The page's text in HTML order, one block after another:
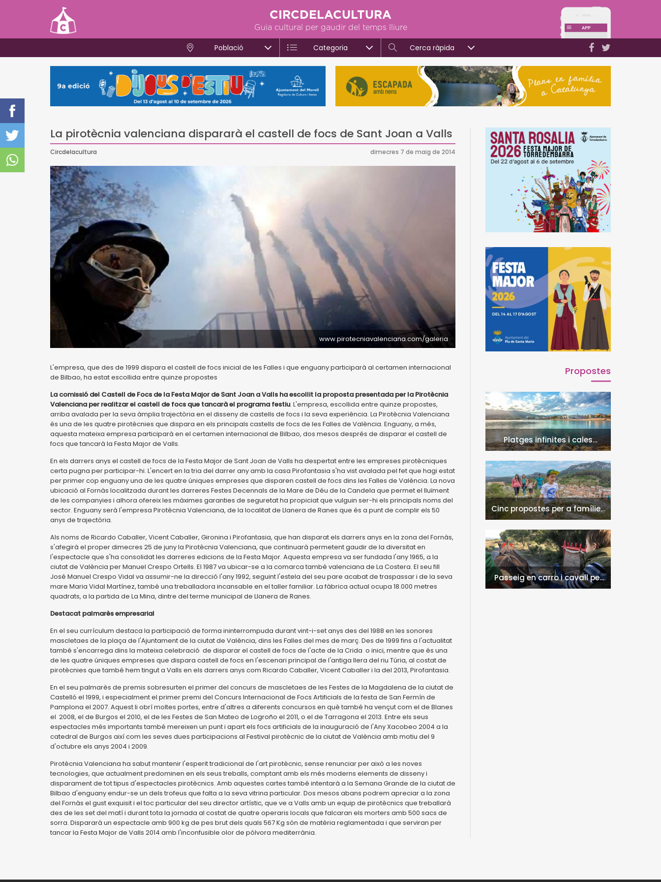
CIRCDELACULTURA
Guia cultural per gaudir del temps lliure
Població Categoria Cerca ràpida
La pirotècnia valenciana dispararà el castell de focs de Sant Joan a Valls
Circdelacultura dimecres 7 de maig de 2014
www.pirotecniavalenciana.com/galeria
L'empresa, que des de 1999 dispara el castell de focs inicial de les Falles i que enguany participarà al certamen internacional
de Bilbao, ha estat escollida entre quinze propostes
La comissió del Castell de Focs de la Festa Major de Sant Joan a Valls ha escollit la proposta presentada per la Pirotècnia
Valenciana per realitzar el castell de focs que tancarà el programa festiu. L'empresa, escollida entre quinze propostes,
arriba avalada per la seva àmplia trajectòria en el disseny de castells de focs i la seva experiència. La Pirotècnia Valenciana
és una de les quatre pirotècnies que dispara en els principals castells de focs de les Falles de València. Enguany, a més,
aquesta mateixa empresa participarà en el certamen internacional de Bilbao, dos mesos després de disparar el castell de
focs que tancarà la Festa Major de Valls.
En els darrers anys el castell de focs de la Festa Major de Sant Joan de Valls ha despertat entre les empreses pirotècniques
certa pugna per participar-hi. L'encert en la tria del darrer any amb la casa Pirofantasia s'ha vist avalada pel fet que hagi estat
per primer cop enguany una de les quatre úniques empreses que disparen castell de focs dins les Falles de València. La nova
ubicació al Fornàs localitzada durant les darreres Festes Decennals de la Mare de Déu de la Candela que permet el lluïment
de les companyies i alhora ofereix les màximes garanties de seguretat ha propiciat que vulguin ser-hi els principals noms del
sector. Enguany serà l'empresa Pirotècnia Valenciana, de la localitat de Llanera de Ranes que és a punt de complir els 50
anys de trajectòria.
Als noms de Ricardo Caballer, Vicent Caballer, Gironina i Pirofantasia, que han disparat els darrers anys en la zona del Fornàs,
s'afegirà el proper dimecres 25 de juny la Pirotècnia Valenciana, que continuarà permetent gaudir de la diversitat en
l'espectacle que s'ha consolidat les darreres edicions de la Festa Major. Aquesta empresa va ser fundada l'any 1965, a la
ciutat de València per Manuel Crespo Ortells. El 1987 va ubicar-se a la comarca també valenciana de La Costera. El seu fill
José Manuel Crespo Vidal va assumir-ne la direcció l'any 1992, seguint l'estela del seu pare acabat de traspassar i de la seva
mare Maria Vidal Martínez, també una treballadora incansable en el taller familiar. La fàbrica actual ocupa 18.000 metres
quadrats, a la partida de La Mina, dintre del terme municipal de Llanera de Ranes.
Destacat palmarès empresarial
En el seu currículum destaca la participació de forma ininterrompuda durant vint-i-set anys des del 1988 en les sonores
mascletaes de la plaça de l'Ajuntament de la ciutat de València, dins les Falles del mes de març. Des de 1999 fins a l'actualitat
també s'encarrega dins la mateixa celebració de disparar el castell de focs de l'acte de la Crida o inici, mentre que és una
de les quatre úniques empreses que dispara castell de focs en l'escenari principal de l'antiga llera del riu Túria, al costat de
pirotècnies que també hem tingut a Valls en els darrers anys com Ricardo Caballer, Vicent Caballer i la del 2013, Pirofantasia.
En el seu palmarès de premis sobresurten el primer del concurs de mascletaes de les Festes de la Magdalena de la ciutat de
Castelló el 1999, i especialment el primer premi del Concurs Internacional de Focs Artificials de la festa de San Fermín de
Pamplona el 2007. Aquest li obrí moltes portes, entre d'altres a diferents concursos en què també ha vençut com el de Blanes
el 2008, el de Burgos el 2010, el de les Festes de San Mateo de Logroño el 2011, o el de Tarragona el 2013. Entre els seus
espectacles més importants també mereixen un punt i apart els focs artificials de la inauguració de l'Any Xacobeo 2004 a la
catedral de Burgos així com les seves dues participacions al Festival pirotècnic de la ciutat de València amb motiu del 9
d'octubre els anys 2004 i 2009.
Pirotècnia Valenciana ha sabut mantenir l'esperit tradicional de l'art pirotècnic, sense renunciar per això a les noves
tecnologies, que actualment predominen en els seus treballs, comptant amb els més moderns elements de disseny i
disparament de tot tipus d'espectacles pirotècnics. Amb aquestes cartes també intentarà a la Semana Grande de la ciutat de
Bilbao d'enguany endur-se un dels trofeus que falta a la seva vitrina particular. Dos mesos abans podrem apreciar a la zona
del Fornàs el gust exquisit i el toc particular del seu director artístic, que ve a Valls amb un equip de pirotècnics que treballarà
des de les set del matí i durant tota la jornada al costat de quatre operaris locals que falcaran els morters amb 500 sacs de
sorra. Dispararà un espectacle amb 900 kg de pes brut dels quals 567 Kg són de matèria reglamentada i que serviran per
tancar la Festa Major de Valls 2014 amb l'inconfusible olor de pólvora mediterrània.
Propostes
Platges infinites i cales
naturals a l'Hospitalet de
l'Infant i la Vall de Llors
Cinc propostes per a famílies
a l'Hospitalet de l'Infant i la
Vall de Llors
Passeig en carro i cavall per
l'entorn de Nulles